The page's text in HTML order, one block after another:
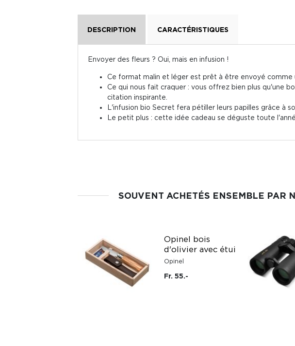
DESCRIPTION CARACTÉRISTIQUES
Envoyer des fleurs ? Oui, mais en infusion !
Ce format malin et léger est prêt à être envoyé
Ce qui nous fait craquer : vous offrez bien plus qu'une
citation inspirante.
L'infusion bio Secret fera pétiller leurs papilles grâce à
Le petit plus : cette idée cadeau se déguste toute
SOUVENT ACHETÉS ENSEMBLE PAR
Opinel bois
d'olivier avec étui
Opinel
Fr. 55.-